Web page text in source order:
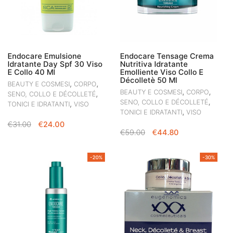
Endocare Emulsione
Idratante Day Spf 30 Viso
E Collo 40 Ml
BEAUTY E COSMESI, CORPO,
SENO, COLLO E DÉCOLLETÉ,
TONICI E IDRATANTI, VISO
€31.00
IL
€31.00.
€24.00
Endocare Tensage Crema
Nutritiva Idratante
Emolliente Viso Collo E
Décolletè 50 Ml
BEAUTY E COSMESI, CORPO,
SENO, COLLO E DÉCOLLETÉ,
TONICI E IDRATANTI, VISO
€59.00
IL
ERA:
€59.00.
€44.80
ATTUALE
È:
€44.80.
-20% -30%